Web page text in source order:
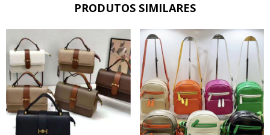
PRODUTOS SIMILARES